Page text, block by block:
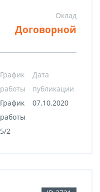
Оклад
Договорной
График
работы
Дата
публикации
График
работы
5/2
07.10.2020